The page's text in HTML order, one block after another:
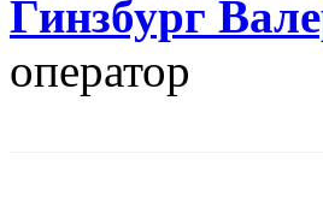
Гинзбург
оператор